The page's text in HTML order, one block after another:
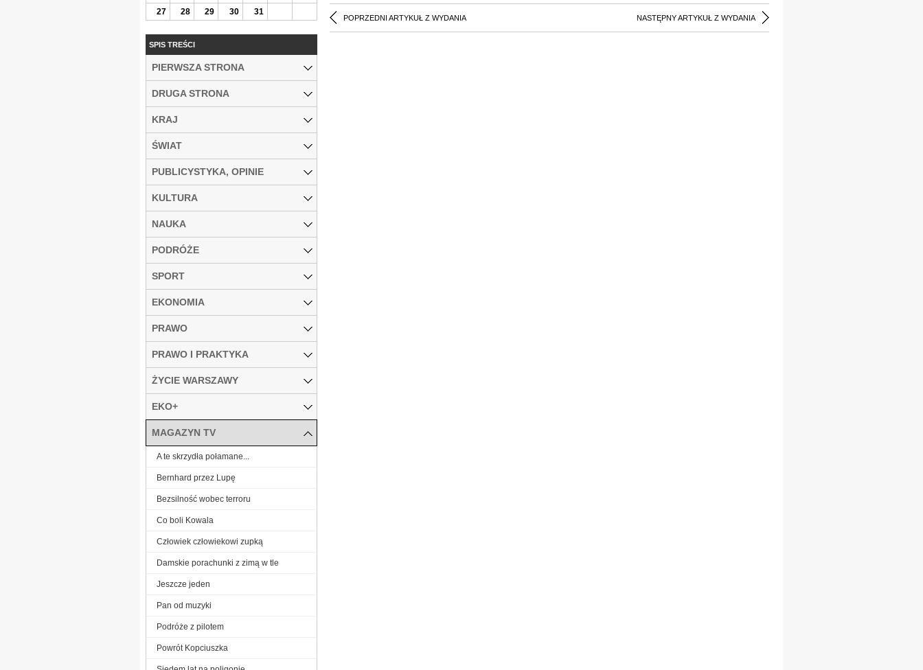
POPRZEDNI ARTYKUŁ Z WYDANIA NASTĘPNY ARTYKUŁ Z WYDANIA
27
28 29 30 31
SPIS TREŚCI
PIERWSZA STRONA
DRUGA STRONA
KRAJ
ŚWIAT
PUBLICYSTYKA, OPINIE
KULTURA
NAUKA
PODRÓŻE
SPORT
EKONOMIA
PRAWO
PRAWO I PRAKTYKA
ŻYCIE WARSZAWY
EKO+
MAGAZYN TV
A te skrzydła połamane...
Bernhard przez Lupę
Bezsilność wobec terroru
Co boli Kowala
Człowiek człowiekowi zupką
Damskie porachunki z zimą w tle
Jeszcze jeden
Pan od muzyki
Podróże z pilotem
Powrót Kopciuszka